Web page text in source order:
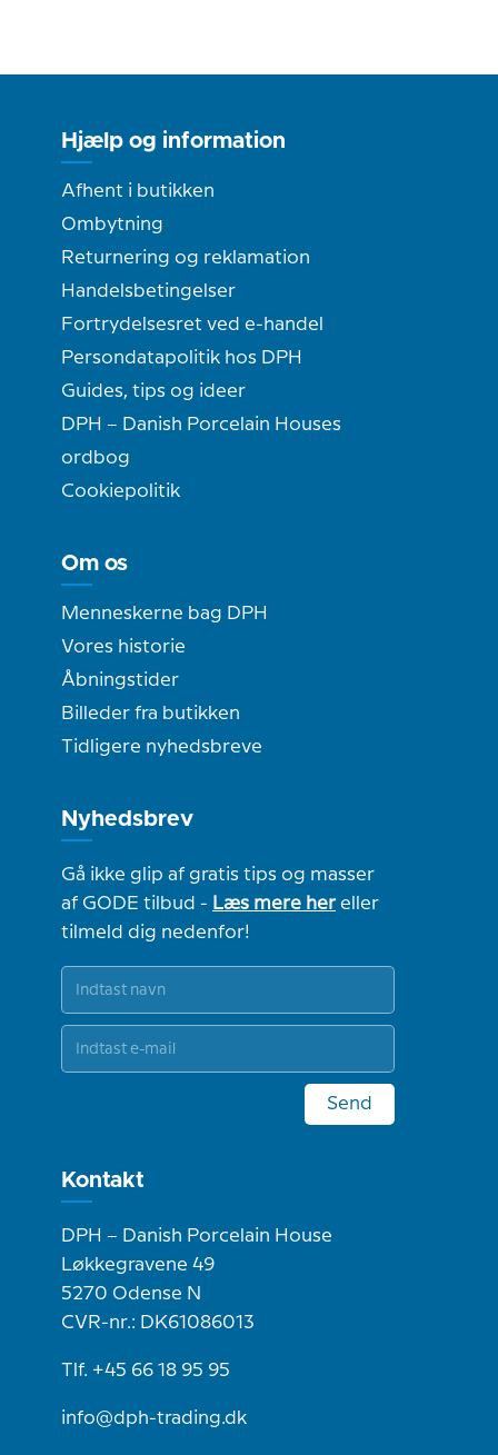
Hjælp og information
Afhent i butikken
Ombytning
Returnering og reklamation
Handelsbetingelser
Fortrydelsesret ved e-handel
Persondatapolitik hos DPH
Guides, tips og ideer
DPH – Danish Porcelain Houses
ordbog
Cookiepolitik
Om os
Menneskerne bag DPH
Vores historie
Åbningstider
Billeder fra butikken
Tidligere nyhedsbreve
Nyhedsbrev
Gå ikke glip af gratis tips og masser
af GODE tilbud - Læs mere hereller
tilmeld dig nedenfor!
Send
Kontakt
DPH – Danish Porcelain House
Løkkegravene 49
5270 Odense N
CVR-nr.: DK61086013
Tlf. +45 66 18 95 95
info@dph-trading.dk